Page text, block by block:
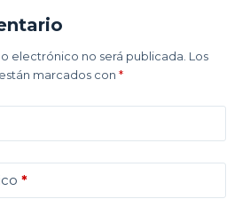
electrónico no será publicada. Los
marcados con *
*